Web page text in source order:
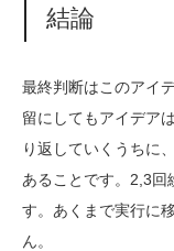
結論
最終判断はこのアイ
留にしてもアイデア
り返していくうちに
あることです。2,3回
す。あくまで実行に
ん。